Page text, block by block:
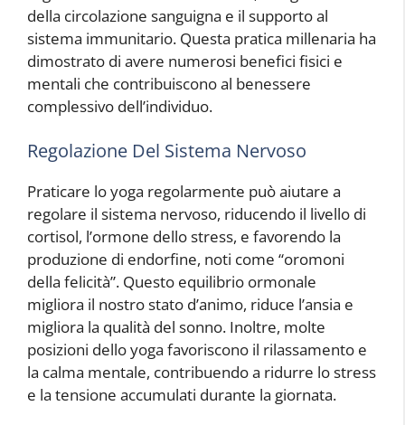
della circolazione sanguigna e il supporto al
sistema immunitario. Questa pratica millenaria ha
dimostrato di avere numerosi benefici fisici e
mentali che contribuiscono al benessere
complessivo dell’individuo.
Regolazione Del Sistema Nervoso
Praticare lo yoga regolarmente può aiutare a
regolare il sistema nervoso, riducendo il livello di
cortisol, l’ormone dello stress, e favorendo la
produzione di endorfine, noti come “oromoni
della felicità”. Questo equilibrio ormonale
migliora il nostro stato d’animo, riduce l’ansia e
migliora la qualità del sonno. Inoltre, molte
posizioni dello yoga favoriscono il rilassamento e
la calma mentale, contribuendo a ridurre lo stress
e la tensione accumulati durante la giornata.